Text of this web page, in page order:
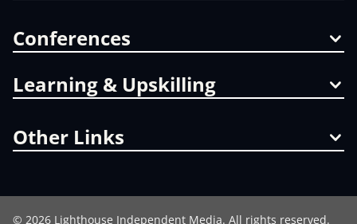
Conferences
Learning & Upskilling
Other Links
© 2026 Lighthouse Independent Media. All rights reserved.